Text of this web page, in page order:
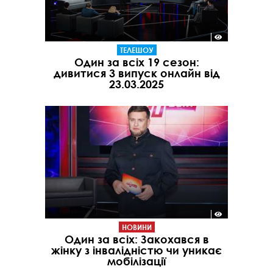
ТЕЛЕШОУ
Один за всіх 19 сезон:
дивитися 3 випуск онлайн від
23.03.2025
НОВИНИ
Один за всіх: Закохався в
жінку з інвалідністю чи уникає
мобілізації